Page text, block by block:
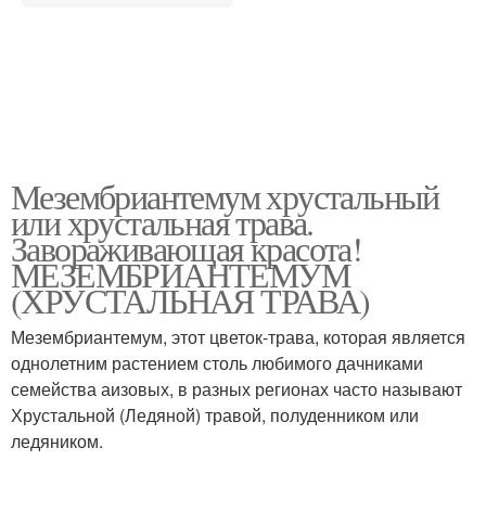
Мезембриантемум хрустальный
или хрустальная трава.
Завораживающая красота!
МЕЗЕМБРИАНТЕМУМ
(ХРУСТАЛЬНАЯ ТРАВА)
Мезембриантемум, этот цветок-трава, которая является
однолетним растением столь любимого дачниками
семейства аизовых, в разных регионах часто называют
Хрустальной (Ледяной) травой, полуденником или
ледяником.